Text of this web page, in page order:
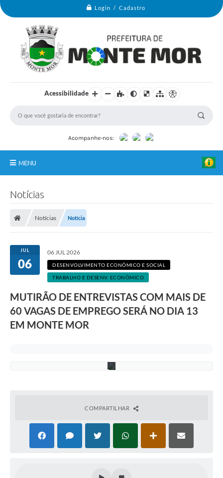
Login / Cadastro
Acessibilidade
Acompanhe-nos:
MENU
Portal do Cidadão
Links Úteis
Ouvidoria
Carta de Serviços
Notícias
Notícias Notícia
JUL
06
06 JUL 2026
DESENVOLVIMENTO ECONÔMICO E SOCIAL
TRABALHO E DESENV. ECONÔMICO
MUTIRÃO DE ENTREVISTAS COM MAIS DE
60 VAGAS DE EMPREGO SERÁ NO DIA 13
EM MONTE MOR
e
m
g
r
a
d
COMPARTILHAR